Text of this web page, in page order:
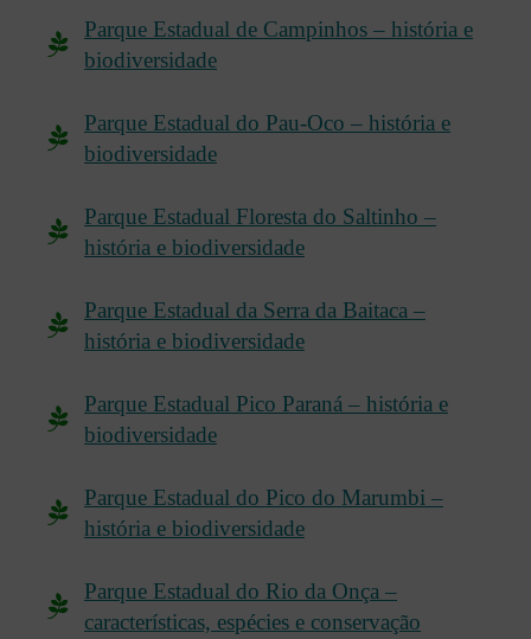
Parque Estadual de Campinhos – história e
biodiversidade
Parque Estadual do Pau-Oco – história e
biodiversidade
Parque Estadual Floresta do Saltinho –
história e biodiversidade
Parque Estadual da Serra da Baitaca –
história e biodiversidade
Parque Estadual Pico Paraná – história e
biodiversidade
Parque Estadual do Pico do Marumbi –
história e biodiversidade
Parque Estadual do Rio da Onça –
características, espécies e conservação